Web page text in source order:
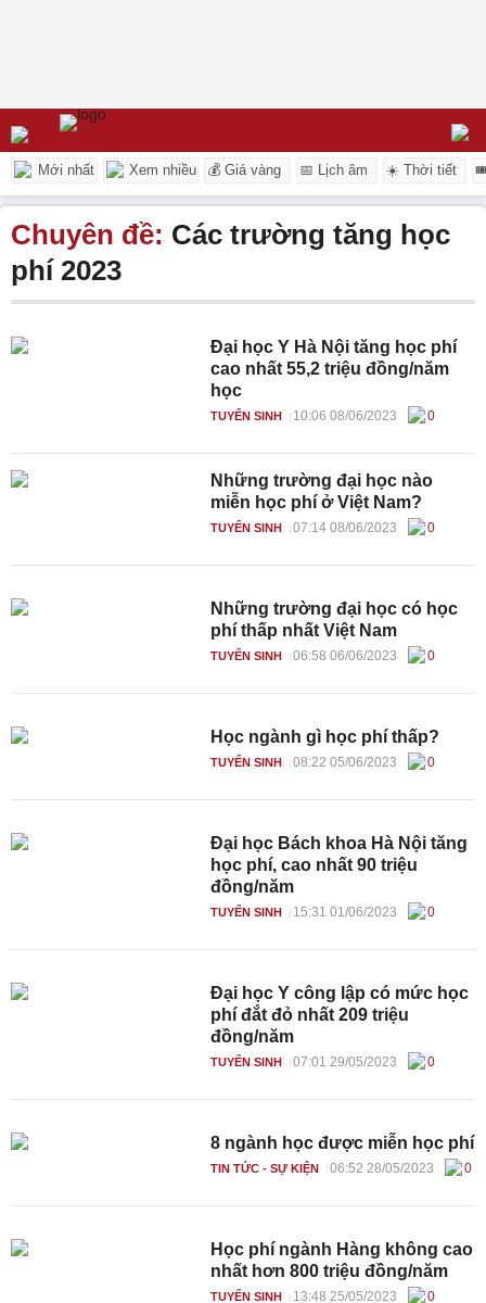
Mới nhất Xem nhiều 💰 Giá vàng 📅 Lịch âm ☀️ Thời tiết
Chuyên đề: Các trường tăng học
phí 2023
Đại học Y Hà Nội tăng học phí
cao nhất 55,2 triệu đồng/năm
học
TUYỂN SINH 10:06 08/06/2023 0
Những trường đại học nào
miễn học phí ở Việt Nam?
TUYỂN SINH 07:14 08/06/2023 0
Những trường đại học có học
phí thấp nhất Việt Nam
TUYỂN SINH 06:58 06/06/2023 0
Học ngành gì học phí thấp?
TUYỂN SINH 08:22 05/06/2023 0
Đại học Bách khoa Hà Nội tăng
học phí, cao nhất 90 triệu
đồng/năm
TUYỂN SINH 15:31 01/06/2023 0
Đại học Y công lập có mức học
phí đắt đỏ nhất 209 triệu
đồng/năm
TUYỂN SINH 07:01 29/05/2023 0
8 ngành học được miễn học phí
TIN TỨC - SỰ KIỆN 06:52 28/05/2023 0
Học phí ngành Hàng không cao
nhất hơn 800 triệu đồng/năm
TUYỂN SINH 13:48 25/05/2023 0